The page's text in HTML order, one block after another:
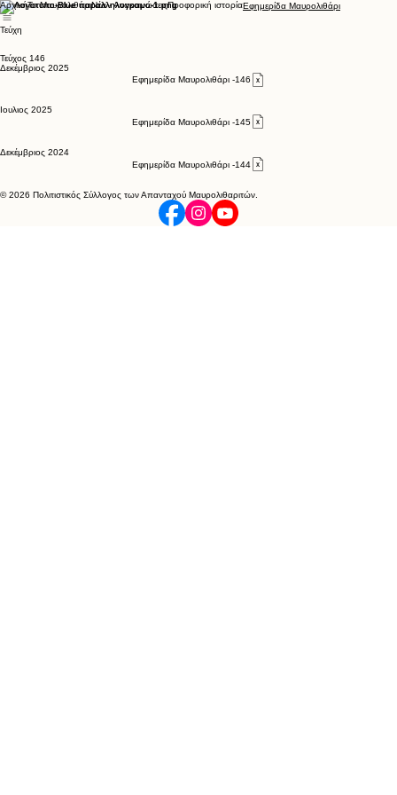
ΑρχικήΤο ΜαυρολιθάριΝέα - ΑνακοινώσειςΠροφορική ιστορίαΕφημερίδα Μαυρολιθάρι
Τεύχη
Τεύχος 146
Δεκέμβριος 2025
Εφημερίδα Μαυρολιθάρι -146
Ιουλιος 2025
Εφημερίδα Μαυρολιθάρι -145
Δεκέμβριος 2024
Εφημερίδα Μαυρολιθάρι -144
© 2026 Πολιτιστικός Σύλλογος των Απανταχού Μαυρολιθαριτών.